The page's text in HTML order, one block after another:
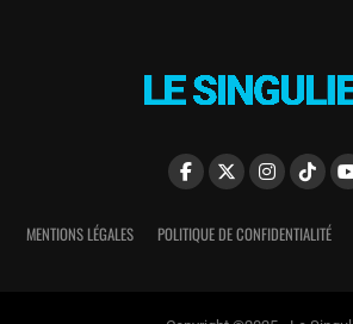
MENTIONS LÉGALES POLITIQUE DE CONFIDENTIALITÉ